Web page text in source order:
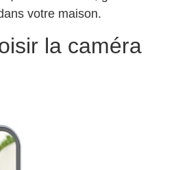
votre maison.
la caméra